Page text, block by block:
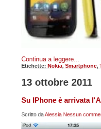
Continua a leggere...
Etichette: Nokia, Smartphone,
13 ottobre 2011
Su IPhone è arrivata
Scritto daAlessia Nessun